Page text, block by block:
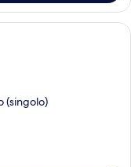
for 6 | Wi-Fi gratuito,
(singolo)